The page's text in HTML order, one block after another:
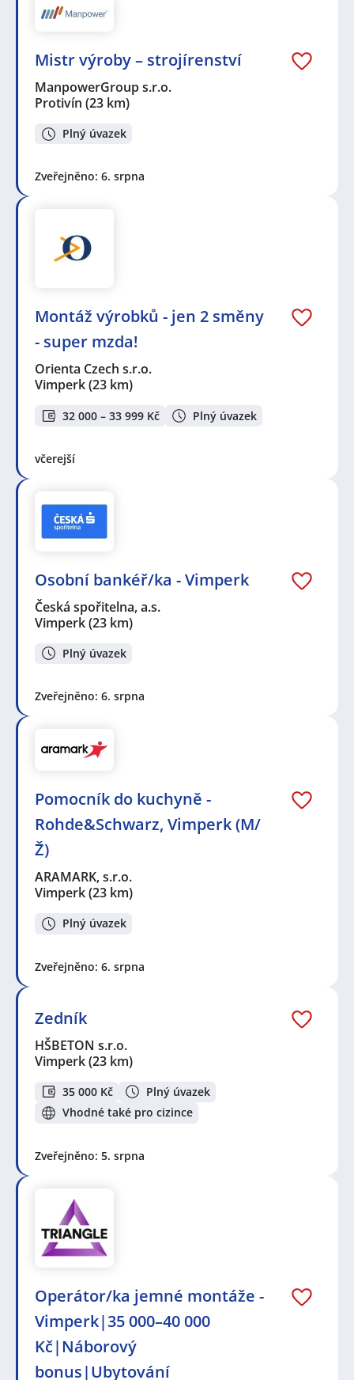
Mistr výroby – strojírenství
ManpowerGroup s.r.o.
Protivín (23 km)
Plný úvazek
Zveřejněno: 6. srpna
Montáž výrobků - jen 2 směny
- super mzda!
Orienta Czech s.r.o.
Vimperk(23 km)
32 000 – 33 999 Kč Plný úvazek
včerejší
Osobní bankéř/ka - Vimperk
Česká spořitelna, a.s.
Vimperk(23 km)
Plný úvazek
Zveřejněno: 6. srpna
Pomocník do kuchyně -
Rohde&Schwarz, Vimperk (M/
Ž)
ARAMARK, s.r.o.
Vimperk(23 km)
Plný úvazek
Zveřejněno: 6. srpna
Zedník
HŠBETON s.r.o.
Vimperk(23 km)
35 000 Kč
Plný úvazek
Vhodné také pro cizince
Zveřejněno: 5. srpna
Operátor/ka jemné montáže -
Vimperk|35 000–40 000
Kč|Náborový
bonus|Ubytování